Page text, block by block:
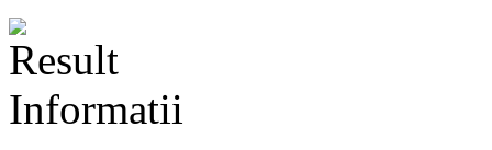
Informatii